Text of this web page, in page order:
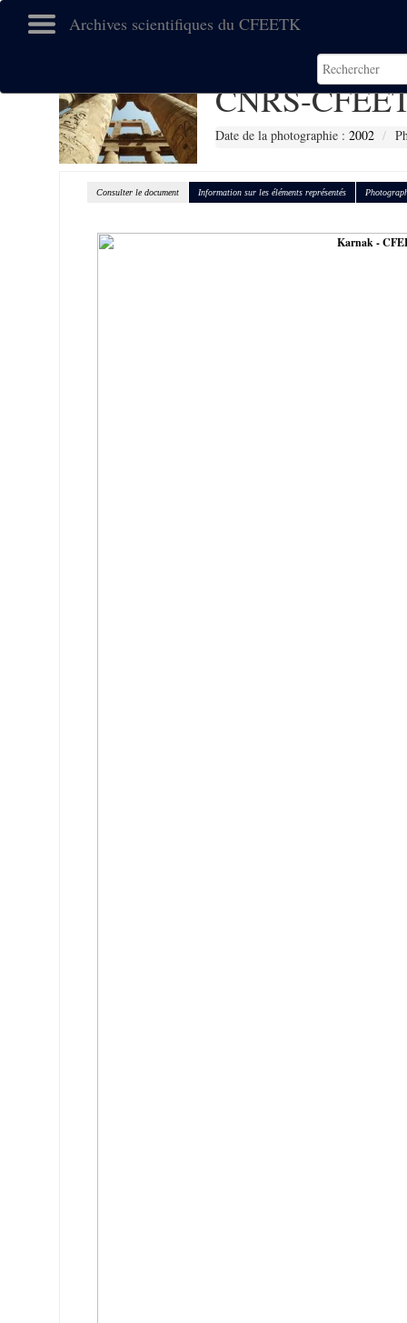
Archives scientifiques du CFEETK
CNRS-
Date de la photographie : 2002
Consulter le document Information sur les éléments représentés